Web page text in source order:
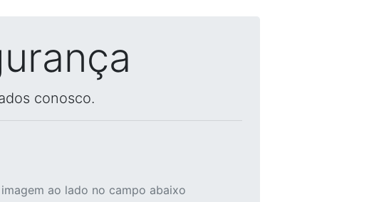
conosco.
ao lado no campo abaixo